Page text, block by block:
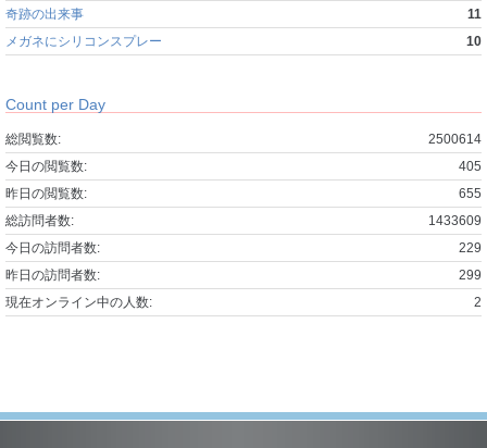
奇跡の出来事
11
メガネにシリコンスプレー
10
Count per Day
2500614
総閲覧数:
405
今日の閲覧数:
655
昨日の閲覧数:
1433609
総訪問者数:
229
今日の訪問者数:
299
昨日の訪問者数:
2
現在オンライン中の人数: